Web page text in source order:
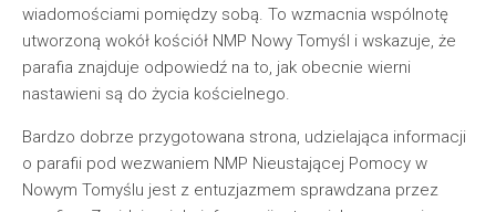
wiadomościami pomiędzy sobą. To wzmacnia wspólnotę
utworzoną wokół kościół NMP Nowy Tomyśl i wskazuje, że
parafia znajduje odpowiedź na to, jak obecnie wierni
nastawieni są do życia kościelnego.
Bardzo dobrze przygotowana strona, udzielająca informacji
o parafii pod wezwaniem NMP Nieustającej Pomocy w
Nowym Tomyślu jest z entuzjazmem sprawdzana przez